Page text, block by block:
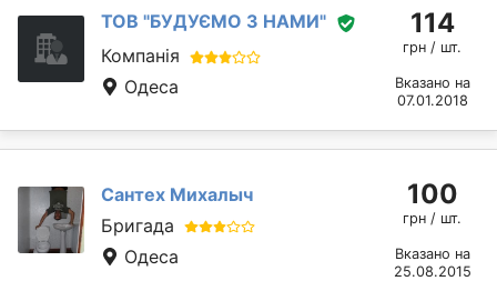
ТОВ "БУДУЄМО З НАМИ"
Компанія
Одеса
114
грн / шт.
Вказано на
07.01.2018
Сантех Михалыч
Бригада
Одеса
100
грн / шт.
Вказано на
25.08.2015